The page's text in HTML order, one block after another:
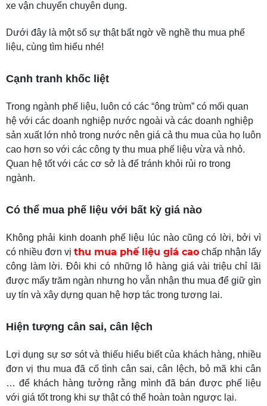
xe vận chuyển chuyên dụng.
Dưới đây là một số sự thật bất ngờ về nghề thu mua phế
liệu, cùng tìm hiểu nhé!
Cạnh tranh khốc liệt
Trong ngành phế liệu, luôn có các “ông trùm” có mối quan
hệ với các doanh nghiệp nước ngoài và các doanh nghiệp
sản xuất lớn nhỏ trong nước nên giá cả thu mua của họ luôn
cao hơn so với các công ty thu mua phế liệu vừa và nhỏ.
Quan hệ tốt với các cơ sở là để tránh khỏi rủi ro trong
ngành.
Có thể mua phế liệu với bất kỳ giá nào
Không phải kinh doanh phế liệu lúc nào cũng có lời, bởi vì
có nhiều đơn vị thu mua phế liệu giá cao chấp nhận lấy
công làm lời. Đôi khi có những lô hàng giá vài triệu chỉ lãi
được mấy trăm ngàn nhưng họ vẫn nhận thu mua để giữ gìn
uy tín và xây dựng quan hệ hợp tác trong tương lai.
Hiện tượng cân sai, cân lệch
Lợi dụng sự sơ sót và thiếu hiểu biết của khách hàng, nhiều
đơn vị thu mua đã cố tình cân sai, cân lệch, bỏ mã khi cân
… để khách hàng tưởng rằng mình đã bán được phế liệu
với giá tốt trong khi sự thật có thể hoàn toàn ngược lại.